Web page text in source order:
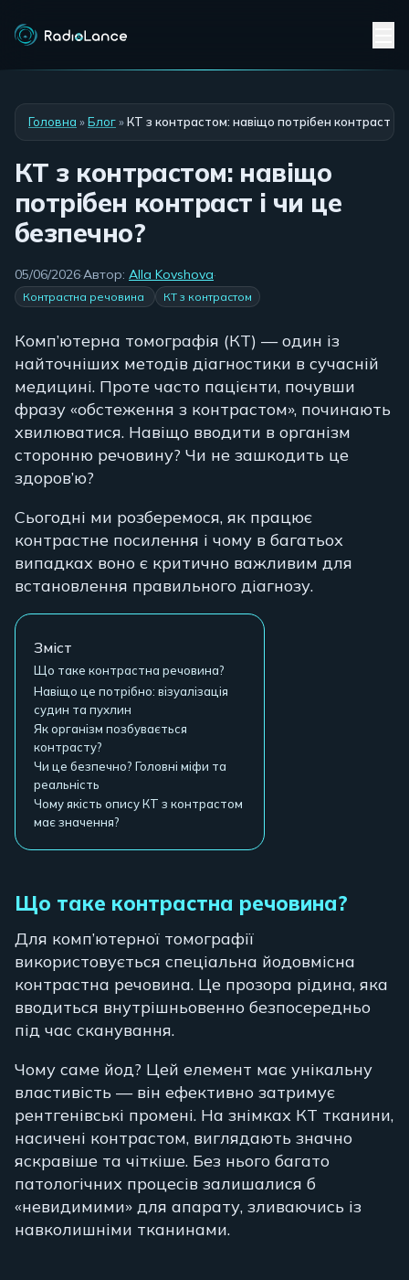
Головна »Блог»КТ з контрастом: навіщо потрібен контраст і
КТ з контрастом: навіщо
потрібен контраст і чи це
безпечно?
05/06/2026·Автор: Alla Kovshova·
Контрастна речовина КТ з контрастом
Комп’ютерна томографія (КТ) — один із
найточніших методів діагностики в сучасній
медицині. Проте часто пацієнти, почувши
фразу «обстеження з контрастом», починають
хвилюватися. Навіщо вводити в організм
сторонню речовину? Чи не зашкодить це
здоров’ю?
Сьогодні ми розберемося, як працює
контрастне посилення і чому в багатьох
випадках воно є критично важливим для
встановлення правильного діагнозу.
Зміст
Що таке контрастна речовина?
Навіщо це потрібно: візуалізація
судин та пухлин
Як організм позбувається
контрасту?
Чи це безпечно? Головні міфи та
реальність
Чому якість опису КТ з контрастом
має значення?
Що таке контрастна речовина?
Для комп’ютерної томографії
використовується спеціальна йодовмісна
контрастна речовина. Це прозора рідина, яка
вводиться внутрішньовенно безпосередньо
під час сканування.
Чому саме йод? Цей елемент має унікальну
властивість — він ефективно затримує
рентгенівські промені. На знімках КТ тканини,
насичені контрастом, виглядають значно
яскравіше та чіткіше. Без нього багато
патологічних процесів залишалися б
«невидимими» для апарату, зливаючись із
навколишніми тканинами.